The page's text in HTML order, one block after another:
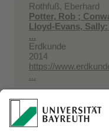
Rothfuß, Eberhard
Potter, Rob ;
Lloyd-Evans,
...
Erdkunde
2014
https://
...
Rothfuß, Eberhard
Sakdapolrak,
Vulnerability :